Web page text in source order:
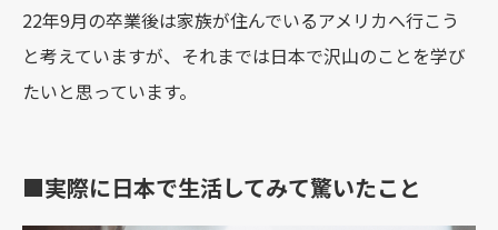
22年9月の卒業後は家族が住んでいるアメリカへ行こう
と考えていますが、それまでは日本で沢山のことを学び
たいと思っています。
■実際に日本で生活してみて驚いたこと